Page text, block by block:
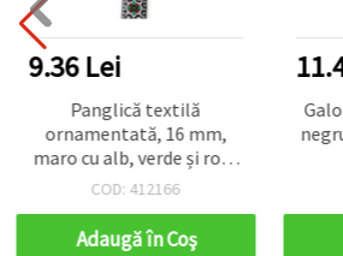
9.36 Lei
Panglică textilă
ornamentată, 16 mm,
maro cu alb, verde și roșu
- 5 m
COD: 412166
Adaugă în Coş